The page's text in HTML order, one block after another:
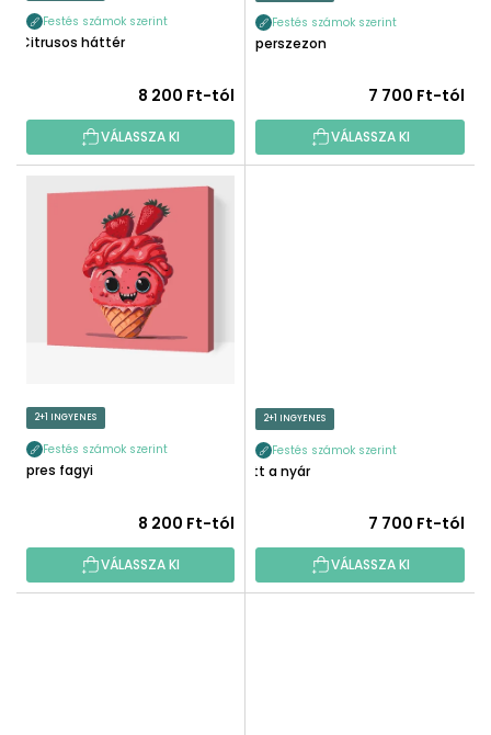
S
S
T
A
Festés számok szerint
Citrusos háttér
8 200 Ft-tól
VÁLASSZA KI
Festés számok szerint
Eperszezon
7 700 Ft-tól
VÁLASSZA KI
2+1 INGYENES
Festés számok szerint
Epres fagyi
8 200 Ft-tól
VÁLASSZA KI
2+1 INGYENES
Festés számok szerint
Itt a nyár
7 700 Ft-tól
VÁLASSZA KI